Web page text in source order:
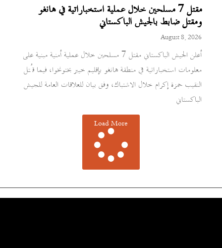
مقتل 7 مسلحين خلال عملية استخباراتية في هانغو
ومقتل ضابط بالجيش الباكستاني
August 8, 2026
أعلن الجيش الباكستاني مقتل 7 مسلحين خلال عملية أمنية مبنية على
معلومات استخباراتية في منطقة هانغو بإقليم خيبر بختونخوا، فيما قُتل
النقيب حمزة إكرام خلال الاشتباك، وفق بيان للعلاقات العامة للجيش
الباكستاني
Load More